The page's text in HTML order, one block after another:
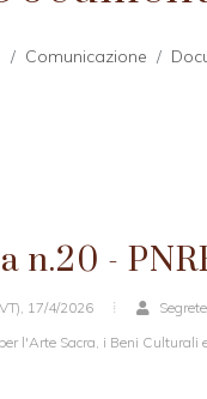
Comunicazione
n.20 -
17/4/2026
l'Arte Sacra, i Beni Culturali